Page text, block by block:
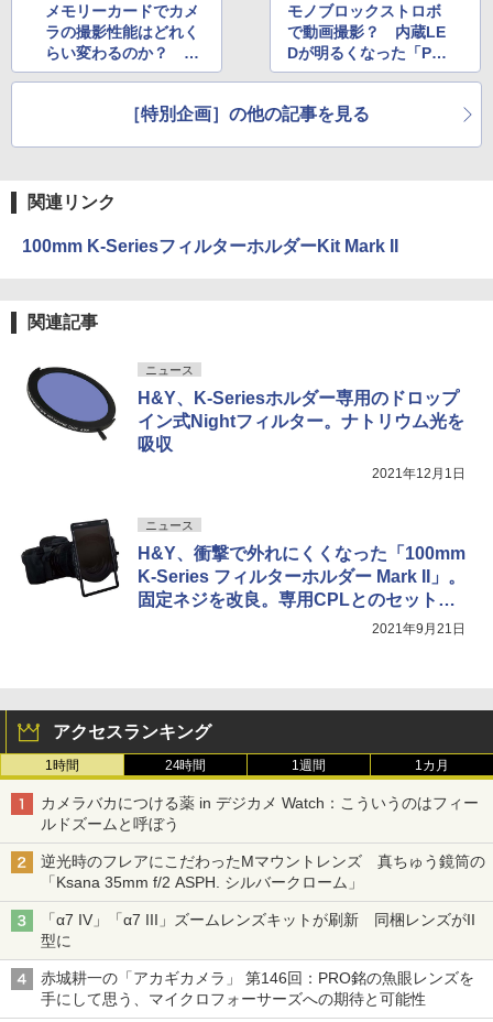
メモリーカードでカメ
ラの撮影性能はどれく
らい変わるのか？ ウ
ワサのAngelbird製CF
モノブロックストロボ
で動画撮影？ 内蔵LE
Dが明るくなった「Pro
foto B10X」で動画を
［特別企画］の他の記事を見る
関連リンク
100mm K-SeriesフィルターホルダーKit Mark II
関連記事
ニュース
H&Y、K-Seriesホルダー専用のドロップ
イン式Nightフィルター。ナトリウム光を
吸収
2021年12月1日
ニュース
H&Y、衝撃で外れにくくなった「100mm
K-Series フィルターホルダー Mark II」。
固定ネジを改良。専用CPLとのセット品
2021年9月21日
アクセスランキング
1時間 24時間 1週間 1カ月
カメラバカにつける薬 in デジカメ Watch：こういうのはフィー
ルドズームと呼ぼう
逆光時のフレアにこだわったMマウントレンズ 真ちゅう鏡筒の
「Ksana 35mm f/2 ASPH. シルバークローム」
「α7 IV」「α7 III」ズームレンズキットが刷新 同梱レンズがII
型に
赤城耕一の「アカギカメラ」 第146回：PRO銘の魚眼レンズを
手にして思う、マイクロフォーサーズへの期待と可能性